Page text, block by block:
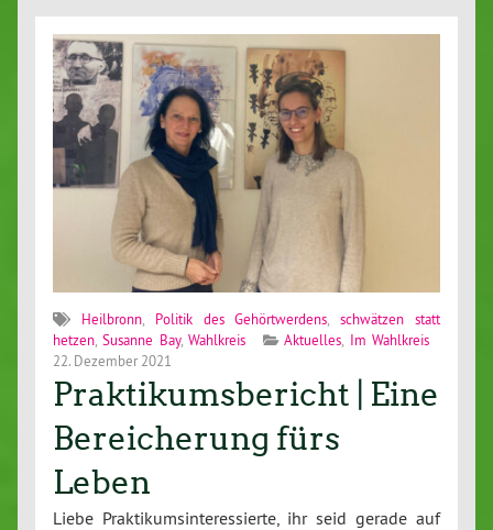
Heilbronn, Politik des Gehörtwerdens ,schwätzen statt
hetzen ,Susanne Bay,Wahlkreis Aktuelles Im Wahlkreis
22. Dezember 2021
Praktikumsbericht | Eine
Bereicherung fürs
Leben
Liebe Praktikumsinteressierte, ihr seid gerade auf